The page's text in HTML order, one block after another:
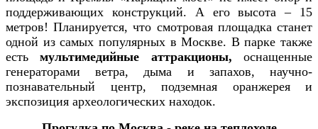
поддерживающих конструкций. А его высота – 15
метров! Планируется, что смотровая площадка станет
одной из самых популярных в Москве. В парке также
естьмультимедийные аттракционы, оснащенные
генераторами ветра, дыма и запахов, научно-
познавательный центр, подземная оранжерея и
экспозиция археологических находок.